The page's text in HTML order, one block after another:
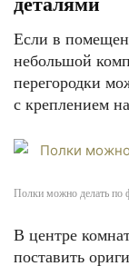
Если в
небольшой
перегородки
с креплением
Полки можно делать по
В центре
поставить